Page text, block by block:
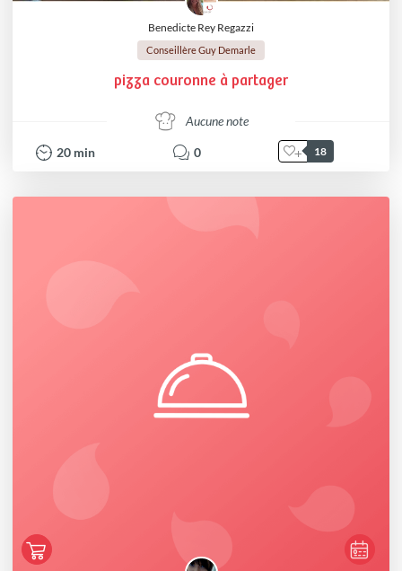
Benedicte Rey Regazzi
Conseillère Guy Demarle
pizza couronne à partager
Aucune note
20 min 0 18